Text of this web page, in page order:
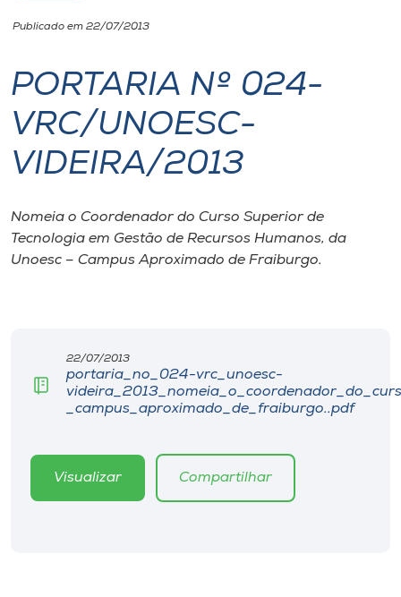
Unoesc
Internacionalização
I.nova
Cultura
Editora
Rádio
Museu
Publicado em 22/07/2013
PORTARIA Nº 024-
VRC/UNOESC-
VIDEIRA/2013
Nomeia o Coordenador do Curso Superior de
Tecnologia em Gestão de Recursos Humanos, da
Unoesc – Campus Aproximado de Fraiburgo.
22/07/2013
portaria_no_024-vrc_unoesc-
_campus_aproximado_de_fraiburgo..pdf
Visualizar Compartilhar